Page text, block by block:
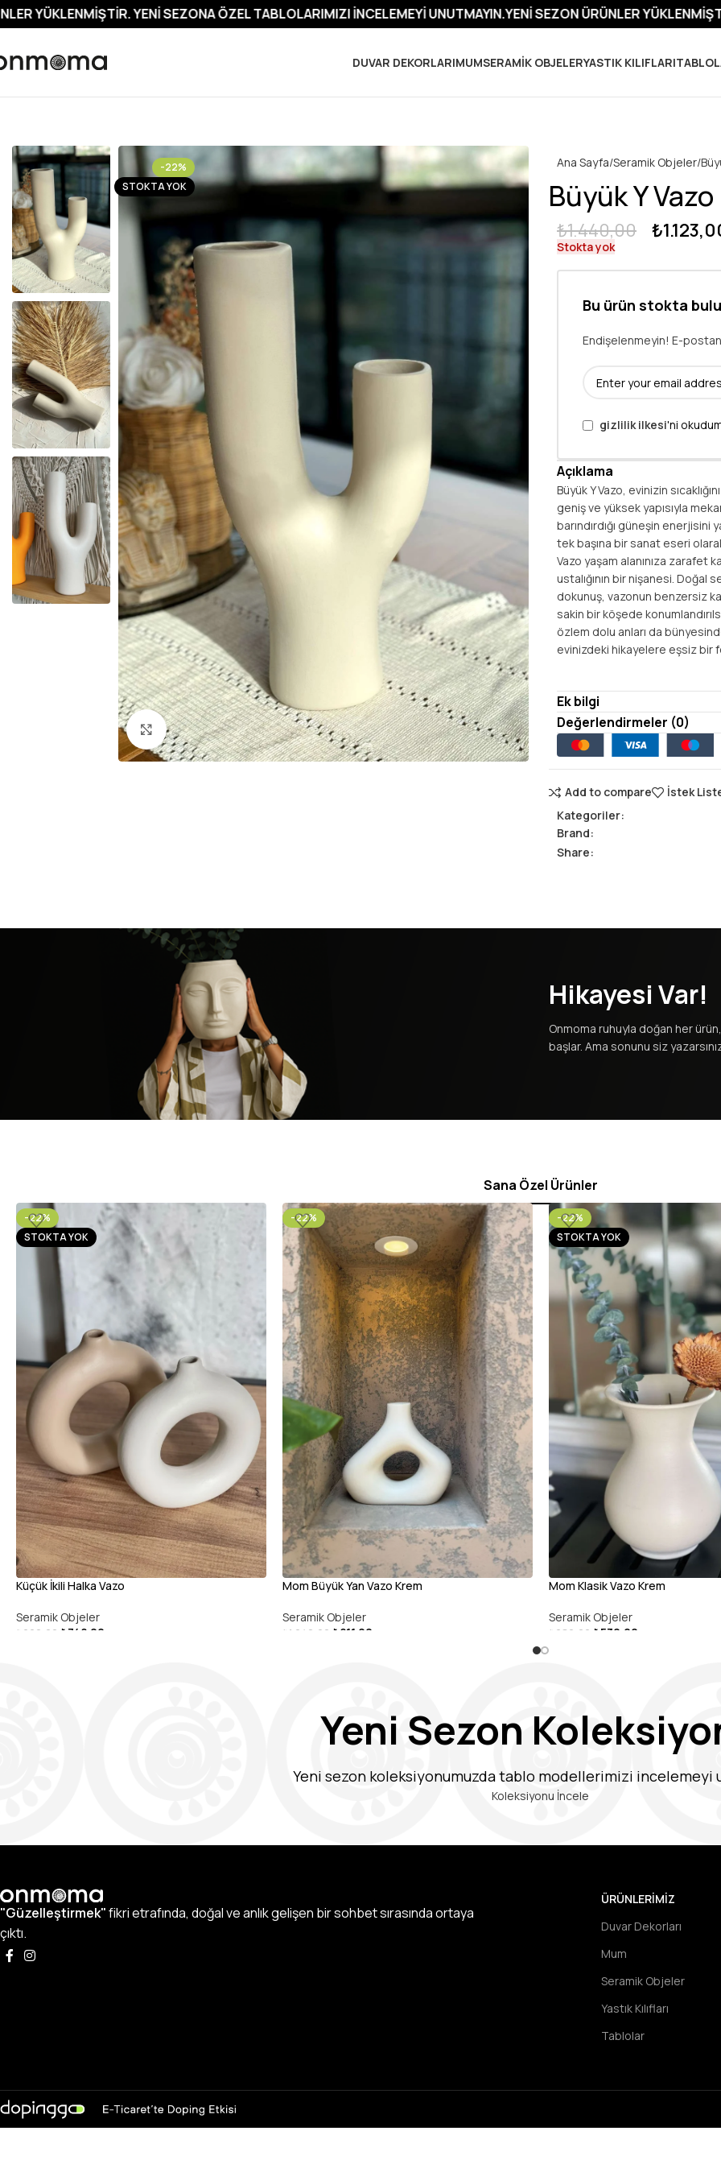
YENI SEZONA ÖZEL TABLOLARIMIZI İNCELEMEYI UNUTMAYIN.YENI SEZON ÜRÜNLER YÜKLENMIŞTIR. YENI
DUVAR DEKORLARIMUMSERAMIK OBJELERYASTIK KILIFLARI
-22%
STOKTA YOK
Click to enlarge
Ana Sayfa Seramik Objeler
Büyük Y
₺1.440,00 ₺
Stokta yok
Bu ürün stokta
Endişelenmeyin! E-
gizlilik ilkesi'ni
Açıklama
Büyük Y Vazo, evinizin
geniş ve yüksek yapısıyla
barındırdığı güneşin
tek başına bir sanat eseri
Vazo yaşam alanınıza zarafet
ustalığının bir nişanesi. Doğal
dokunuş, vazonun benzersiz
sakin bir köşede
özlem dolu anları da
evinizdeki hikayelere eşsiz bir
Ek bilgi
Değerlendirmeler (0)
Add to compare
İstek
Kategoriler:
Brand:
Share:
Hikayesi Var!
Onmoma ruhuyla doğan her
başlar. Ama sonunu siz
Sana Özel Ürünler
-22%
STOKTA YOK
Küçük İkili Halka Vazo
Seramik Objeler
₺ 960,00 ₺ 748,00
-22%
Mom Büyük Yan Vazo Krem
Seramik Objeler
₺ 1.040,00 ₺ 811,00
-22%
STOKTA YOK
Mom Klasik Vazo Krem
Seramik Objeler
₺ 680,00 ₺ 530,00
Yeni Sezon
Yeni sezon koleksiyonumuzda tablo modellerimizi incelemeyi
Koleksiyonu İncele
"Güzelleştirmek"fikri etrafında, doğal ve anlık gelişen bir sohbet sırasında ortaya
çıktı.
ÜRÜNLERIMIZ
Duvar Dekorları
Mum
Seramik Objeler
Yastık Kılıfları
Tablolar